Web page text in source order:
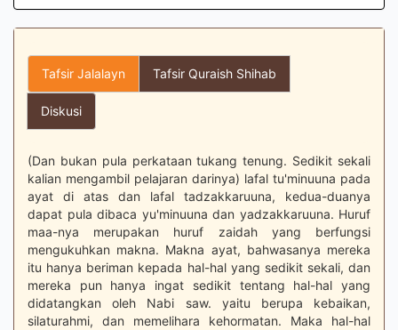
Tafsir Jalalayn Tafsir Quraish Shihab
Diskusi
(Dan bukan pula perkataan tukang tenung. Sedikit sekali
kalian mengambil pelajaran darinya) lafal tu'minuuna pada
ayat di atas dan lafal tadzakkaruuna, kedua-duanya
dapat pula dibaca yu'minuuna dan yadzakkaruuna. Huruf
maa-nya merupakan huruf zaidah yang berfungsi
mengukuhkan makna. Makna ayat, bahwasanya mereka
itu hanya beriman kepada hal-hal yang sedikit sekali, dan
mereka pun hanya ingat sedikit tentang hal-hal yang
didatangkan oleh Nabi saw. yaitu berupa kebaikan,
silaturahmi, dan memelihara kehormatan. Maka hal-hal